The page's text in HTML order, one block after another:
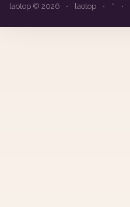
laotop © 2026 • laotop • '' •